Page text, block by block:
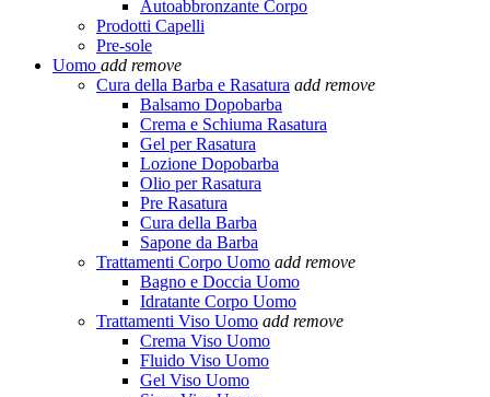
Autoabbronzante Corpo
Prodotti Capelli
Pre-sole
Uomo add remove
Cura della Barba e Rasatura add remove
Balsamo Dopobarba
Crema e Schiuma Rasatura
Gel per Rasatura
Lozione Dopobarba
Olio per Rasatura
Pre Rasatura
Cura della Barba
Sapone da Barba
Trattamenti Corpo Uomo add remove
Bagno e Doccia Uomo
Idratante Corpo Uomo
Trattamenti Viso Uomo add remove
Crema Viso Uomo
Fluido Viso Uomo
Gel Viso Uomo